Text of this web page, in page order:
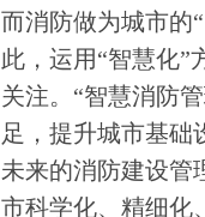
而消防做为城市的
此，运用“智慧化”
关注。“智慧消防
足，提升城市基础
未来的消防建设管
市科学化、精细化